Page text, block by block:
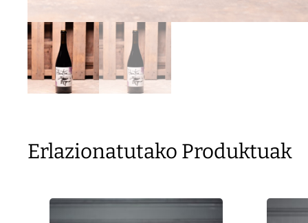
Erlazionatutako Produktuak